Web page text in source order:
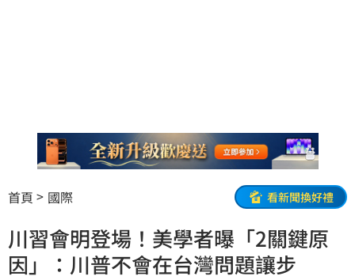
首頁 國際 看新聞換好禮
川習會明登場！美學者曝「2關鍵原
因」：川普不會在台灣問題讓步